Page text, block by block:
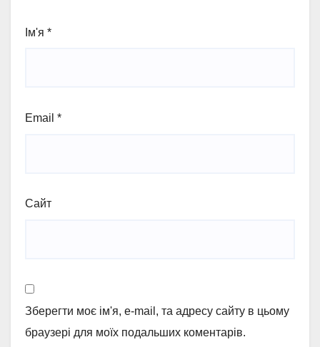
Ім'я *
Email *
Сайт
Зберегти моє ім'я, e-mail, та адресу сайту в цьому
браузері для моїх подальших коментарів.